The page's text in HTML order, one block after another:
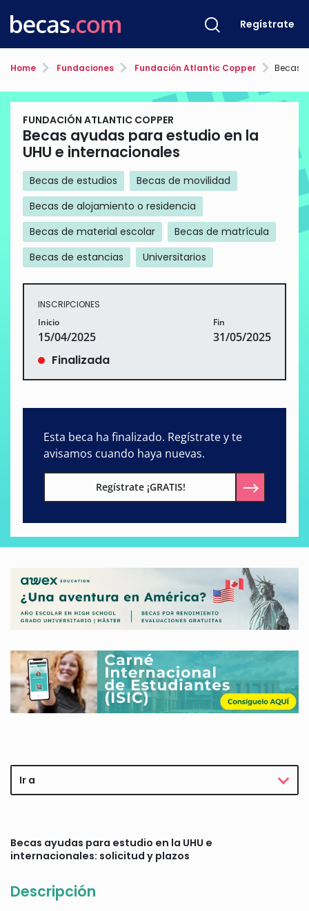
Regístrate
Home Fundaciones Fundación Atlantic Copper Becas
FUNDACIÓN ATLANTIC COPPER
Becas ayudas para estudio en la
UHU e internacionales
Becas de estudios
Becas de movilidad
Becas de alojamiento o residencia
Becas de material escolar
Becas de matrícula
Becas de estancias
Universitarios
INSCRIPCIONES
Inicio
15/04/2025
Fin
31/05/2025
Finalizada
Esta beca ha finalizado. Regístrate y te
avisamos cuando haya nuevas.
Regístrate ¡GRATIS!
Ir a
Becas ayudas para estudio en la UHU e
internacionales: solicitud y plazos
Descripción